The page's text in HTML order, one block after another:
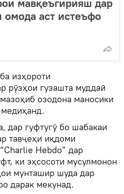
мавқеъгирияш дар
омода аст истеъфо
изҳороти
рӯзҳои гузашта муддаӣ
озодона маносики
дар гуфтугӯ бо шабакаи
тавҷеҳи иқдоми
Hebdo” дар
ки эҳсосоти мусулмонон
мунташир шуда дар
дарак мекунад.